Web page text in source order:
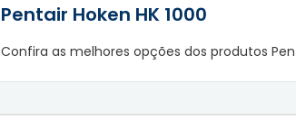
Pentair Hoken HK 1000
Confira as melhores opções dos produtos